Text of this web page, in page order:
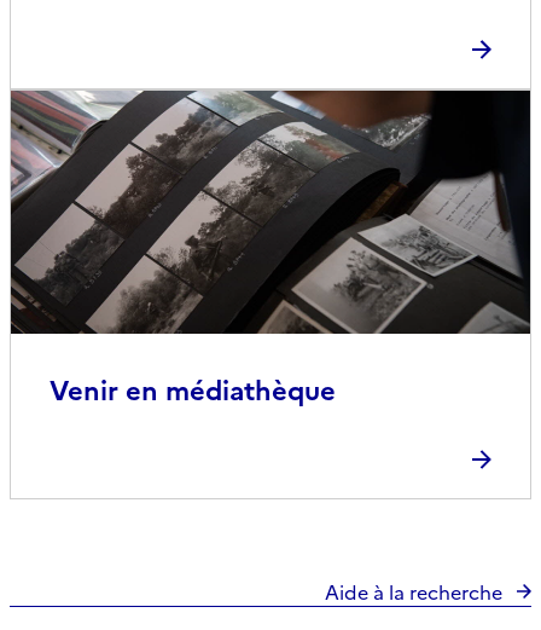
Venir en médiathèque
Aide à la recherche